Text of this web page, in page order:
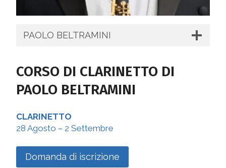
PAOLO BELTRAMINI
CORSO DI CLARINETTO DI
PAOLO BELTRAMINI
CLARINETTO
28 Agosto – 2 Settembre
Domanda di iscrizione